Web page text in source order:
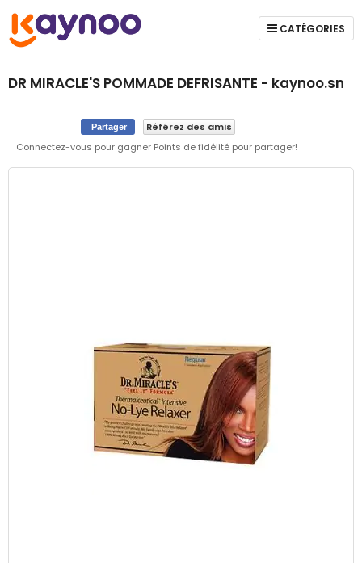
CATÉGORIES
DR MIRACLE'S POMMADE DEFRISANTE - kaynoo.sn
Partager
Référez des amis
Connectez-vous pour gagner Points de fidélité pour partager!
Skip